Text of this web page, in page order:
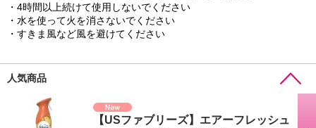
・4時間以上続けて使用しないでください
・水を使って火を消さないでください
・すきま風など風を避けてください
人気商品
【USファブリーズ】エアーフレッシュ